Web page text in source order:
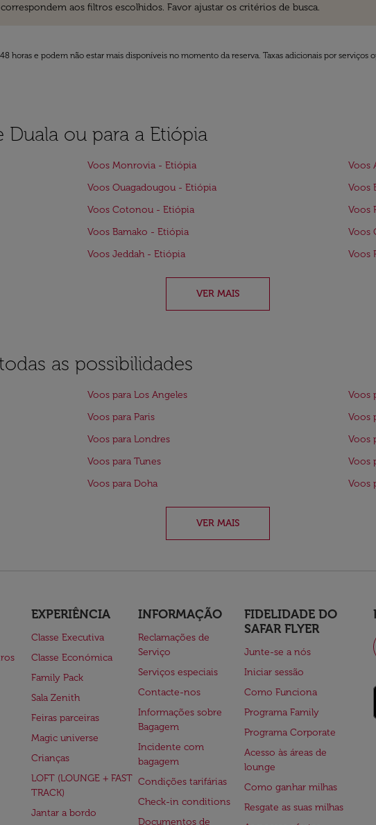
aos filtros escolhidos. Favor ajustar os critérios de busca.
horas e podem não estar mais disponíveis no momento da reserva. Taxas adicionais por serviços
Duala ou para a Etiópia
Voos Monrovia - Etiópia
Voos
Voos Ouagadougou - Etiópia
Voos
Voos Cotonou - Etiópia
Voos
Voos Bamako - Etiópia
Voos
Voos Jeddah - Etiópia Voos
VER MAIS
as possibilidades
Voos para Los Angeles
Voos
Voos para Paris
Voos
Voos para Londres
Voos
Voos para Tunes
Voos
Voos para Doha Voos
VER MAIS
EXPERIÊNCIA
Classe Executiva
Classe Económica
Family Pack
Sala Zenith
Feiras parceiras
Magic universe
Crianças
LOFT (LOUNGE + FAST
TRACK)
Jantar a bordo
INFORMAÇÃO
Reclamações de
Serviço
Serviços especiais
Contacte-nos
Informações sobre
Bagagem
Incidente com
bagagem
Condições tarifárias
Check-in conditions
Documentos de
FIDELIDADE DO
SAFAR FLYER
Junte-se a nós
Iniciar sessão
Como Funciona
Programa Family
Programa Corporate
Acesso às áreas de
lounge
Como ganhar milhas
Resgate as suas milhas